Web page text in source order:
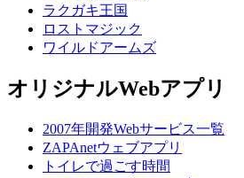
ラクガキ王国
ロストマジック
ワイルドアームズ
オリジナルWebアプリ
2007年開発Webサービス一覧
ZAPAnetウェブアプリ
トイレで過ごす時間